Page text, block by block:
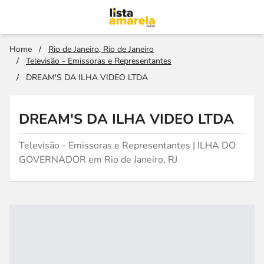
Home /
Rio de Janeiro, Rio de Janeiro
/
Televisão - Emissoras e Representantes
/
DREAM'S DA ILHA VIDEO LTDA
DREAM'S DA ILHA VIDEO LTDA
Televisão - Emissoras e Representantes | ILHA DO
GOVERNADOR em Rio de Janeiro, RJ